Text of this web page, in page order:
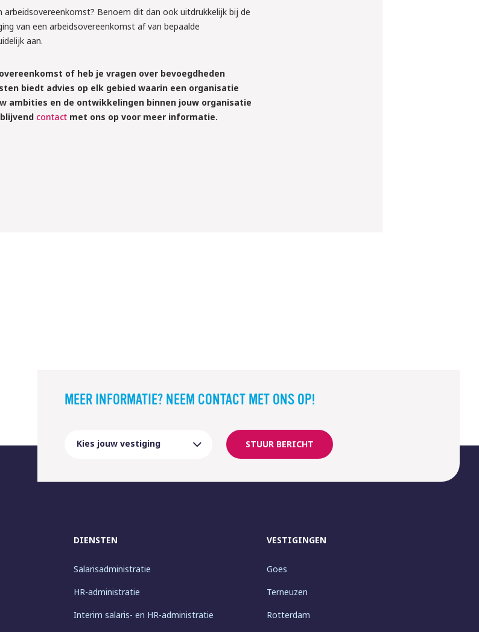
arbeidsovereenkomst? Benoem dit dan ook uitdrukkelijk bij de
van een arbeidsovereenkomst af van bepaalde
aan.
of heb je vragen over bevoegdheden
biedt advies op elk gebied waarin een organisatie
ambities en de ontwikkelingen binnen jouw organisatie
contact met ons op voor meer informatie.
MEER INFORMATIE? NEEM CONTACT MET ONS OP!
STUUR BERICHT
DIENSTEN
Salarisadministratie
HR-administratie
Interim salaris- en HR-administratie
VESTIGINGEN
Goes
Terneuzen
Rotterdam